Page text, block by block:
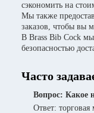
сэкономить на
Мы также
заказов, чтобы вы
В Brass Bib Cock мы
безопасностью
Часто
Вопрос: Какое
Ответ: